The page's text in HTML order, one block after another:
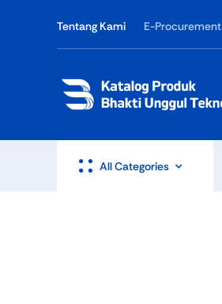
Tentang Kami E-Procurement
All Categories